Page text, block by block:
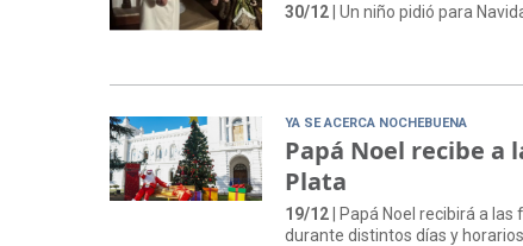
30/12 | Un niño pidió para
YA SE ACERCA NOCHEBUENA
Papá Noel recibe a
Plata
19/12| Papá Noel recibirá a
durante distintos días y